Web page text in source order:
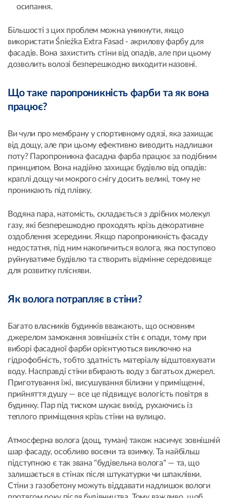
осипання.
Більшості з цих проблем можна уникнути, якщо
використати Śnieżka Extra Fasad - акрилову фарбу для
фасадів. Вона захистить стіни від опадів, але при цьому
дозволить волозі безперешкодно виходити назовні.
Що таке паропроникність фарби та як вона
працює?
Ви чули про мембрану у спортивному одязі, яка захищає
від дощу, але при цьому ефективно виводить надлишки
поту? Паропроникна фасадна фарба працює за подібним
принципом. Вона надійно захищає будівлю від опадів:
краплі дощу чи мокрого снігу досить великі, тому не
проникають під плівку.
Водяна пара, натомість, складається з дрібних молекул
газу, які безперешкодно проходять крізь декоративне
оздоблення зсередини. Якщо паропроникність фасаду
недостатня, під ним накопичиться волога, яка поступово
руйнуватиме будівлю та створить відмінне середовище
для розвитку плісняви.
Як волога потрапляє в стіни?
Багато власників будинків вважають, що основним
джерелом замокання зовнішніх стін є опади, тому при
виборі фасадної фарби орієнтуються виключно на
гідрофобність, тобто здатність матеріалу відштовхувати
воду. Насправді стіни вбирають воду з багатьох джерел.
Приготування їжі, висушування білизни у приміщенні,
прийняття душу — все це підвищує вологість повітря в
будинку. Пар під тиском шукає вихід, рухаючись із
теплого приміщення крізь стіни на вулицю.
Атмосферна волога (дощ, туман) також насичує зовнішній
шар фасаду, особливо восени та взимку. Та найбільш
підступною є так звана "будівельна волога" — та, що
залишається в стінах після штукатурки чи шпаклівки.
Стіни з газобетону можуть віддавати надлишок вологи